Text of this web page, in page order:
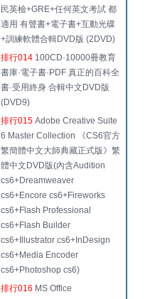
民英檢+GRE+任何英文考試 都
適用 有聲書+電子書+互動光碟
+訓練軟體合輯DVD版 (2DVD)
排行014 100CD·10000冊教育
書庫·電子書·PDF 真正的百科全
書·受用終身 合輯中文DVD版
(DVD9)
排行015 Adobe Creative Suite
6 Master Collection 《CS6官方
繁簡體中文大師典藏正式版》繁
體中文DVD版(內含Audition
cs6+Dreamweaver
cs6+Encore cs6+Fireworks
cs6+Flash Professional
cs6+Flash Builder
cs6+Illustrator cs6+InDesign
cs6+Media Encoder
cs6+Photoshop cs6)
排行016 MS Office